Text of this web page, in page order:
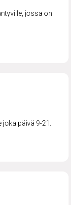
jossa on
päivä 9-21.